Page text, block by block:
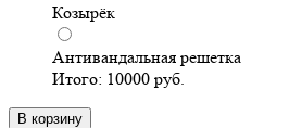
Козырёк
Антивандальная решетка
Итого: 10000 руб.
В корзину